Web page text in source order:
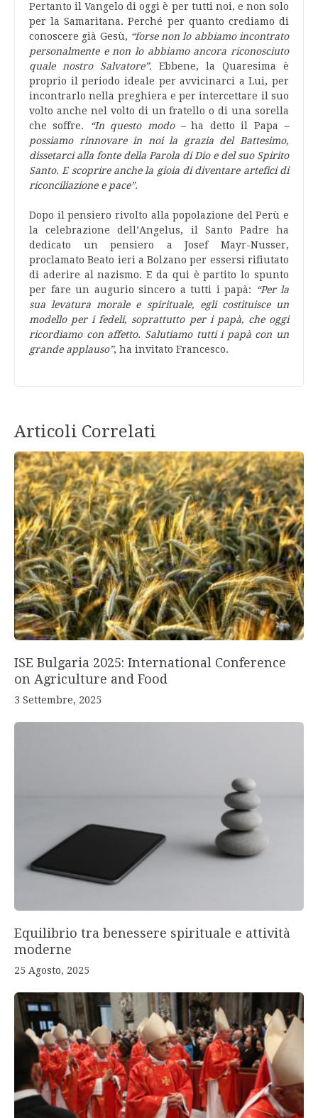
Pertanto il Vangelo di oggi è per tutti noi, e non solo
per la Samaritana. Perché per quanto crediamo di
conoscere già Gesù, “forse non lo abbiamo incontrato
personalmente e non lo abbiamo ancora riconosciuto
quale nostro Salvatore”. Ebbene, la Quaresima è
proprio il periodo ideale per avvicinarci a Lui, per
incontrarlo nella preghiera e per intercettare il suo
volto anche nel volto di un fratello o di una sorella
che soffre. “In questo modo –ha detto il Papa
–
possiamo rinnovare in noi la grazia del Battesimo,
dissetarci alla fonte della Parola di Dio e del suo Spirito
Santo. E scoprire anche la gioia di diventare artefici di
riconciliazione e pace”.
Dopo il pensiero rivolto alla popolazione del Perù e
la celebrazione dell’Angelus, il Santo Padre ha
dedicato un pensiero a Josef Mayr-Nusser,
proclamato Beato ieri a Bolzano per essersi rifiutato
di aderire al nazismo. E da qui è partito lo spunto
per fare un augurio sincero a tutti i papà:
“Per la
sua levatura morale e spirituale, egli costituisce un
modello per i fedeli, soprattutto per i papà, che oggi
ricordiamo con affetto. Salutiamo tutti i papà con un
grande applauso”, ha invitato Francesco.
Articoli Correlati
ISE Bulgaria 2025: International Conference
on Agriculture and Food
3 Settembre, 2025
Equilibrio tra benessere spirituale e attività
moderne
25 Agosto, 2025